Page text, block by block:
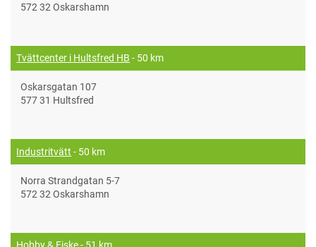
572 32 Oskarshamn
Tvättcenter i Hultsfred HB - 50 km
Oskarsgatan 107
577 31 Hultsfred
Industritvätt - 50 km
Norra Strandgatan 5-7
572 32 Oskarshamn